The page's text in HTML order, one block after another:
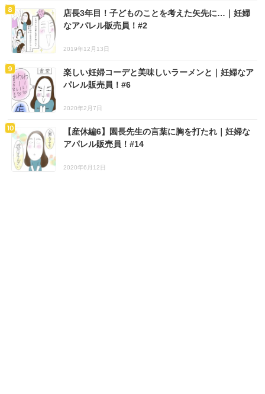
店長3年目！子どものことを考えた矢先に…｜妊婦
なアパレル販売員！#2
2019年12月13日
楽しい妊婦コーデと美味しいラーメンと｜妊婦なア
パレル販売員！#6
2020年2月7日
【産休編6】園長先生の言葉に胸を打たれ｜妊婦な
アパレル販売員！#14
2020年6月12日